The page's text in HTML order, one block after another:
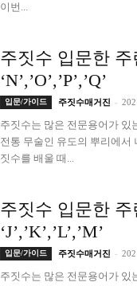
이번...
주짓수 입문한
‘N’,’O’,’P’,’Q’
입문/가이드 주짓수매거진 -
주짓수는 많은 전문용어가 있
전통 무술인 유도의 뿌리에서
짓수를 배울 때...
주짓수 입문한
‘J’,’K’,’L’,’M’
입문/가이드 주짓수매거진 -
주짓수는 많은 전문용어가 있